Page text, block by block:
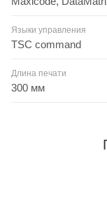
Языки управления
TSC command
Длина печати
300 мм